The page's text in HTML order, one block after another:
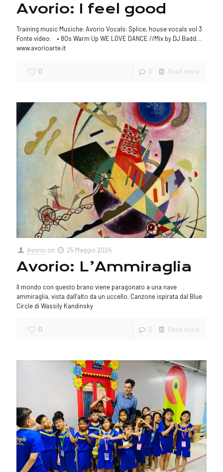
Avorio: I feel good
Training music Musiche: Avorio Vocals: Splice, house vocals vol 3
Fonte video: • 80s Warm Up WE LOVE DANCE //Mix by DJ Badd…
www.avorioarte.it
0 0 Read more
Avorio on 25 Maggio 2024
Avorio: L’Ammiraglia
Il mondo con questo brano viene paragonato a una nave
ammiraglia, vista dall’alto da un uccello. Canzone ispirata dal Blue
Circle di Wassily Kandinsky
0 0 Read more